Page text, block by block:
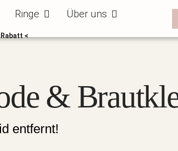
Bräutigammode
Ringe Öffne RingeÜber uns Öffne Über uns
Rabatt <
&
entfernt!